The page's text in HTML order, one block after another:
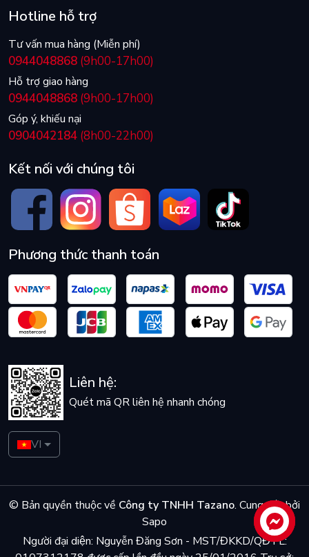
Hotline hỗ trợ
Tư vấn mua hàng (Miễn phí)
0944048868 (9h00-17h00)
Hỗ trợ giao hàng
0944048868 (9h00-17h00)
Góp ý, khiếu nại
0904042184 (8h00-22h00)
Kết nối với chúng tôi
Phương thức thanh toán
Liên hệ:
Quét mã QR liên hệ nhanh chóng
VI
© Bản quyền thuộc về Công ty TNHH Tazano. Cung cấp bởi
Sapo
Người đại diện: Nguyễn Đăng Sơn - MST/ĐKKD/QĐTL:
Liên hệ